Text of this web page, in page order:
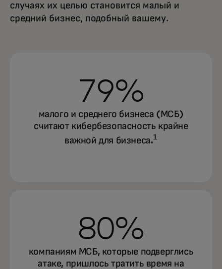
случаях их целью становится малый и
средний бизнес, подобный вашему.
79%
малого и среднего бизнеса (МСБ)
считают кибербезопасность крайне
важной для бизнеса.1
80%
компаниям МСБ, которые подверглись
атаке, пришлось тратить время на